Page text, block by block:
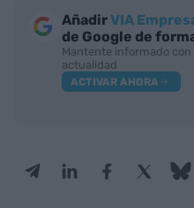
AñadirVIA
de Google de
Mantente informado
actualidad
ACTIVAR AHORA